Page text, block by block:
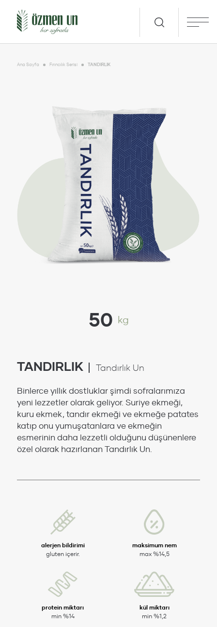
Ana Sayfa Fırıncılık Serisi TANDIRLIK
50 kg
TANDIRLIK Tandırlık Un
Binlerce yıllık dostluklar şimdi sofralarımıza
yeni lezzetler olarak geliyor. Suriye ekmeği,
kuru ekmek, tandır ekmeği ve ekmeğe patates
katıp onu yumuşatanlara ve ekmeğin
esmerinin daha lezzetli olduğunu düşünenlere
özel olarak hazırlanan Tandırlık Un.
alerjen bildirimi
gluten içerir.
maksimum nem
max %14,5
protein miktarı
min %14
kül miktarı
min %1,2